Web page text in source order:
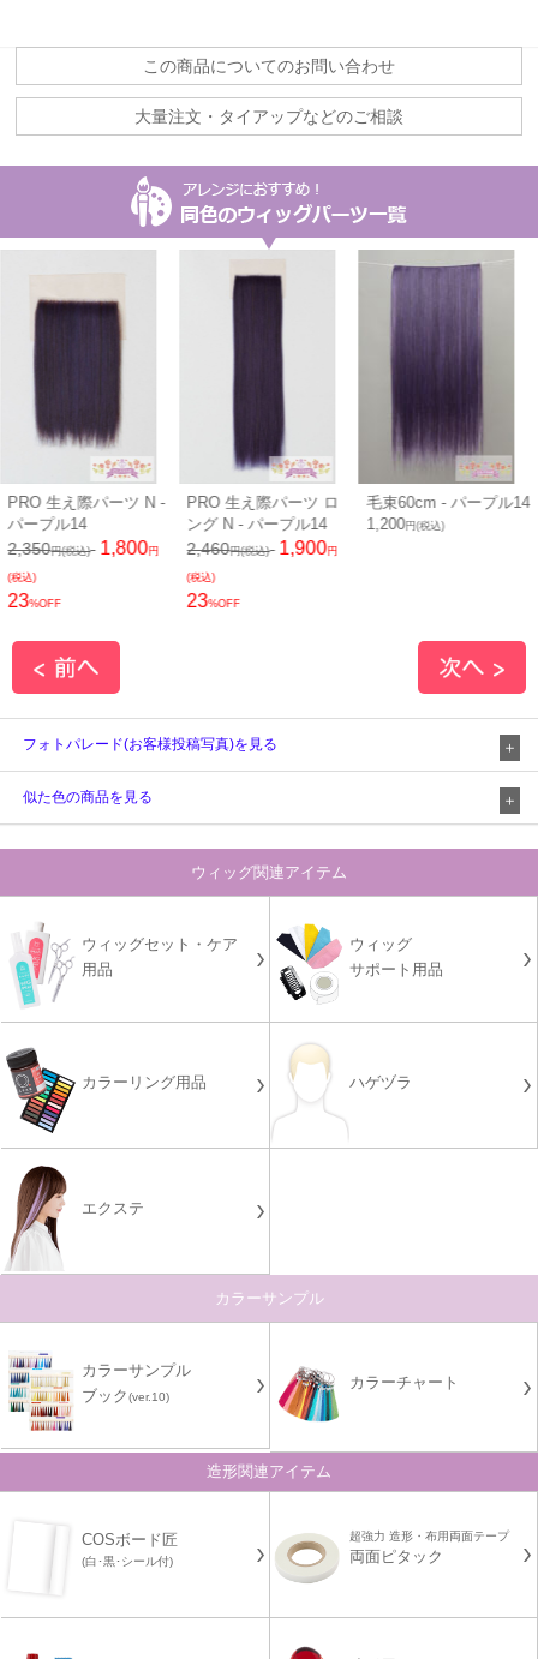
この商品についてのお問い合わせ
大量注文・タイアップなどのご相談
PRO 生え際パーツ N -
パープル14
2,350円(税込) 1,800円
(税込)
23%OFF
PRO 生え際パーツ ロ
ング N - パープル14
2,460円(税込) 1,900円
(税込)
23%OFF
毛束60cm - パープル14
1,200円(税込)
フォトパレード(お客様投稿写真)を見る
似た色の商品を見る
ウィッグ関連アイテム
ウィッグセット・ケア
用品
ウィッグ
サポート用品
カラーリング用品 ハゲヅラ
エクステ
カラーサンプル
カラーサンプル
ブック(ver.10)
カラーチャート
造形関連アイテム
COSボード匠
(白･黒･シール付)
超強力 造形・布用両面テープ
両面ピタック